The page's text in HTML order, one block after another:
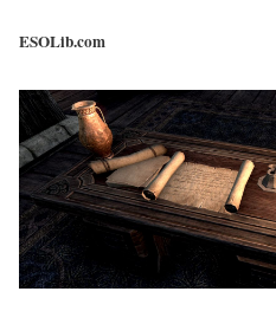
ESOLib.com